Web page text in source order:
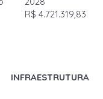
R$ 4.721.319,83
INFRAESTRUTURA